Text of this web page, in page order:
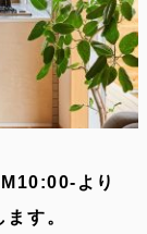
より
す。